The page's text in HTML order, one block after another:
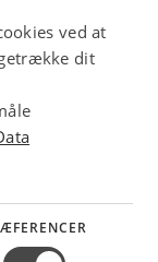
ved at
dit